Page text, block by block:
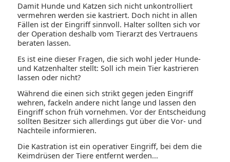
Damit Hunde und Katzen sich nicht unkontrolliert
vermehren werden sie kastriert. Doch nicht in allen
Fällen ist der Eingriff sinnvoll. Halter sollten sich vor
der Operation deshalb vom Tierarzt des Vertrauens
beraten lassen.
Es ist eine dieser Fragen, die sich wohl jeder Hunde-
und Katzenhalter stellt: Soll ich mein Tier kastrieren
lassen oder nicht?
Während die einen sich strikt gegen jeden Eingriff
wehren, fackeln andere nicht lange und lassen den
Eingriff schon früh vornehmen. Vor der Entscheidung
sollten Besitzer sich allerdings gut über die Vor- und
Nachteile informieren.
Die Kastration ist ein operativer Eingriff, bei dem die
Keimdrüsen der Tiere entfernt werden...